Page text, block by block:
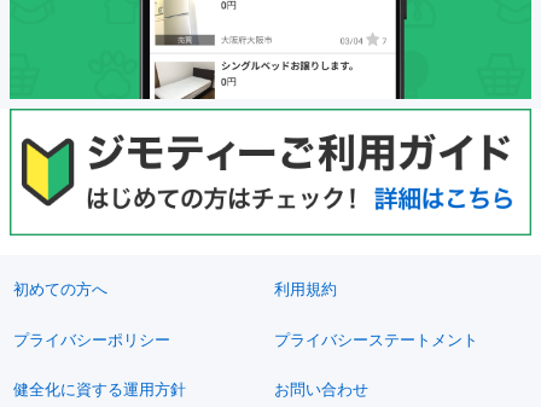
初めての方へ 利用規約
プライバシーポリシー プライバシーステートメント
健全化に資する運用方針 お問い合わせ